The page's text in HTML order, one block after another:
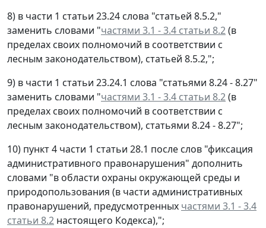
8) в части 1 статьи 23.24 слова "статьей 8.5.2,"
заменить словами "частями 3.1 - 3.4 статьи 8.2(в
пределах своих полномочий в соответствии с
лесным законодательством), статьей 8.5.2,";
9) в части 1 статьи 23.24.1 слова "статьями 8.24 - 8.27"
заменить словами "частями 3.1 - 3.4 статьи 8.2(в
пределах своих полномочий в соответствии с
лесным законодательством), статьями 8.24 - 8.27";
10) пункт 4 части 1 статьи 28.1 после слов "фиксация
административного правонарушения" дополнить
словами "в области охраны окружающей среды и
природопользования (в части административных
правонарушений, предусмотренных частями 3.1 - 3.4
статьи 8.2 настоящего Кодекса),";